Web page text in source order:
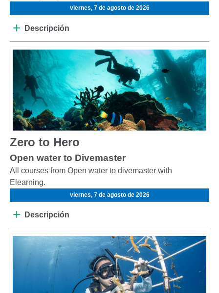
viernes, 7 de agosto de 2026
Descripción
Zero to Hero
Open water to Divemaster
All courses from Open water to divemaster with
Elearning.
viernes, 7 de agosto de 2026
Descripción